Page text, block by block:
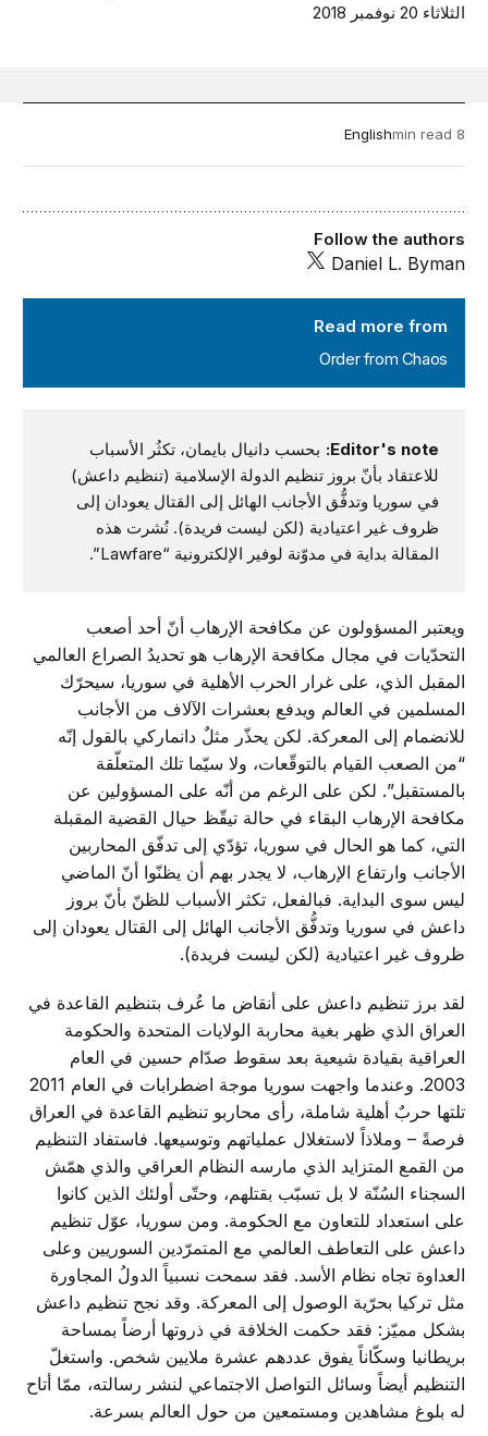
الثلاثاء 20 نوفمبر 2018
8 min read
English
Read more from
Order from Chaos
Follow the authors
Daniel L. Byman
Editor's note: بحسب دانيال بايمان، تكثُر الأسباب
للاعتقاد بأنّ بروز تنظيم الدولة الإسلامية (تنظيم داعش)
في سوريا وتدفُّق الأجانب الهائل إلى القتال يعودان إلى
ظروف غير اعتيادية (لكن ليست فريدة). نُشرت هذه
المقالة بداية في مدوّنة لوفير الإلكترونية “Lawfare”.
ويعتبر المسؤولون عن مكافحة الإرهاب أنّ أحد أصعب
التحدّيات في مجال مكافحة الإرهاب هو تحديدُ الصراع العالمي
المقبل الذي، على غرار الحرب الأهلية في سوريا، سيحرّك
المسلمين في العالم ويدفع بعشرات الآلاف من الأجانب
للانضمام إلى المعركة. لكن يحذّر مثلٌ دانماركي بالقول إنّه
“من الصعب القيام بالتوقّعات، ولا سيّما تلك المتعلّقة
بالمستقبل”. لكن على الرغم من أنّه على المسؤولين عن
مكافحة الإرهاب البقاء في حالة تيقّظ حيال القضية المقبلة
التي، كما هو الحال في سوريا، تؤدّي إلى تدفّق المحاربين
الأجانب وارتفاع الإرهاب، لا يجدر بهم أن يظنّوا أنّ الماضي
ليس سوى البداية. فبالفعل، تكثر الأسباب للظنّ بأنّ بروز
داعش في سوريا وتدفُّق الأجانب الهائل إلى القتال يعودان إلى
ظروف غير اعتيادية (لكن ليست فريدة).
لقد برز تنظيم داعش على أنقاض ما عُرف بتنظيم القاعدة في
العراق الذي ظهر بغية محاربة الولايات المتحدة والحكومة
العراقية بقيادة شيعية بعد سقوط صدّام حسين في العام
2003. وعندما واجهت سوريا موجة اضطرابات في العام 2011
تلتها حربٌ أهلية شاملة، رأى محاربو تنظيم القاعدة في العراق
فرصةً – وملاذاً لاستغلال عملياتهم وتوسيعها. فاستفاد التنظيم
من القمع المتزايد الذي مارسه النظام العراقي والذي همّش
السجناء السُنّة لا بل تسبّب بقتلهم، وحتّى أولئك الذين كانوا
على استعداد للتعاون مع الحكومة. ومن سوريا، عوّل تنظيم
داعش على التعاطف العالمي مع المتمرّدين السوريين وعلى
العداوة تجاه نظام الأسد. فقد سمحت نسبياً الدولُ المجاورة
مثل تركيا بحرّية الوصول إلى المعركة. وقد نجح تنظيم داعش
بشكل مميّز: فقد حكمت الخلافة في ذروتها أرضاً بمساحة
بريطانيا وسكّاناً يفوق عددهم عشرة ملايين شخص. واستغلّ
التنظيم أيضاً وسائل التواصل الاجتماعي لنشر رسالته، ممّا أتاح
له بلوغ مشاهدين ومستمعين من حول العالم بسرعة.